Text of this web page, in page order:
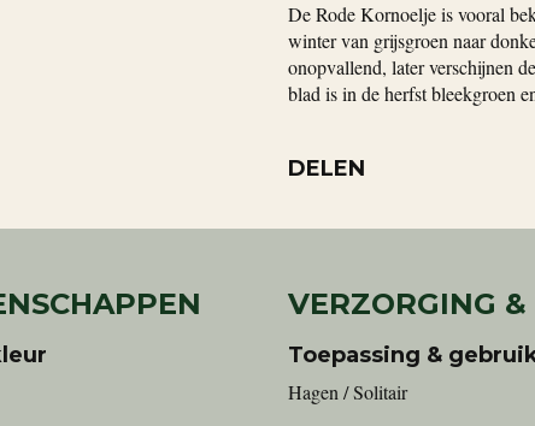
De Rode Kornoelje is vooral
winter van grijsgroen naar
onopvallend, later verschijnen
blad is in de herfst bleekgroen
DELEN
VERZORGING &
Toepassing &
Hagen / Solitair